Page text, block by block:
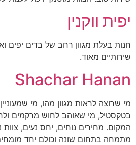
יפית ווקנין
חנות בעלת מגוון רחב של בדים יפים
שירותיים מאוד.
Shachar Hanan
מי שרוצה לראות מגוון מהו, מי
בטקסטיל, מי שאוהב לחוש מרקמים
המקום. מחירים נוחים, יחס נעים,
מתמחה בתחום שונה וכולם יחד